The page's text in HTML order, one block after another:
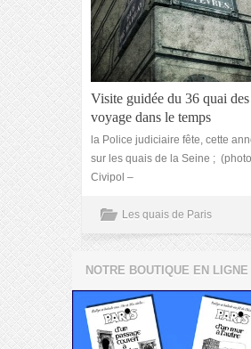
Visite guidée du 36 quai
voyage dans le temps
la Police judiciaire fête, cette
sur les quais de la Seine ;
Civipol –
Les quais de Paris
NOTRE BOUTIQUE EN LIGNE